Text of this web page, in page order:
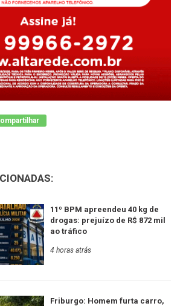
11º BPM apreendeu 40 kg de
drogas: prejuízo de R$ 872 mil
ao tráfico
4 horas atrás
Friburgo: Homem furta carro,